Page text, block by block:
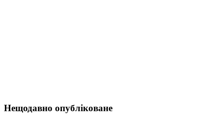
Нещодавно опубліковане